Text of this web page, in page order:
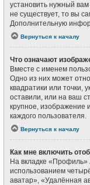
установить нужный вам
не существует, то вы
Дополнительную
Вернуться к началу
Что означают
Вместе с именем
Одно из них может
квадратики или точки,
оставили, или на ваш
крупное, изображение
каждого пользователя.
Вернуться к началу
Как мне включить
На вкладке «Профиль»
использованием
аватар», «Удалённая